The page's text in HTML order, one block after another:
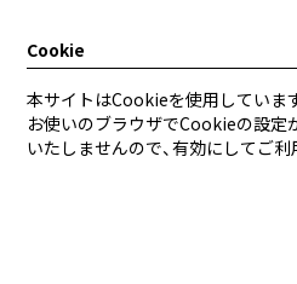
Cookie
本サイトはCookieを使用していま
お使いのブラウザでCookieの設定
いたしませんので、有効にしてご利